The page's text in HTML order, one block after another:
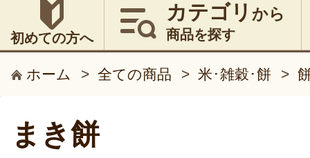
初めての方へ
カテゴリ から
商品を探す
ホーム > 全ての商品 > 米･雑穀･餅 >
まき餅